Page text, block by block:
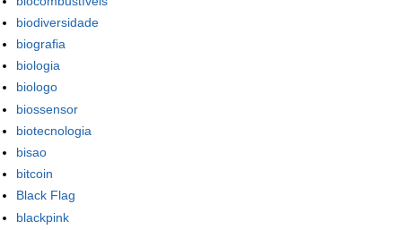
biodiversidade
biografia
biologia
biologo
biossensor
biotecnologia
bisao
bitcoin
Black Flag
blackpink